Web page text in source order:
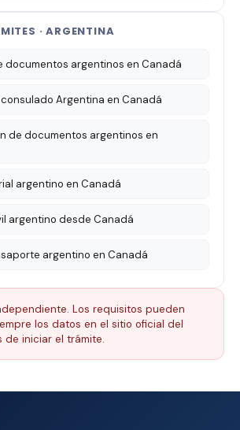
· ARGENTINA
documentos argentinos en Canadá
Argentina en Canadá
de documentos argentinos en
argentino en Canadá
argentino desde Canadá
argentino en Canadá
Los requisitos pueden
los datos en el sitio oficial del
de iniciar el trámite.